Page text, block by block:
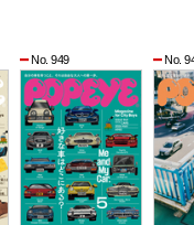
No. 949 No.